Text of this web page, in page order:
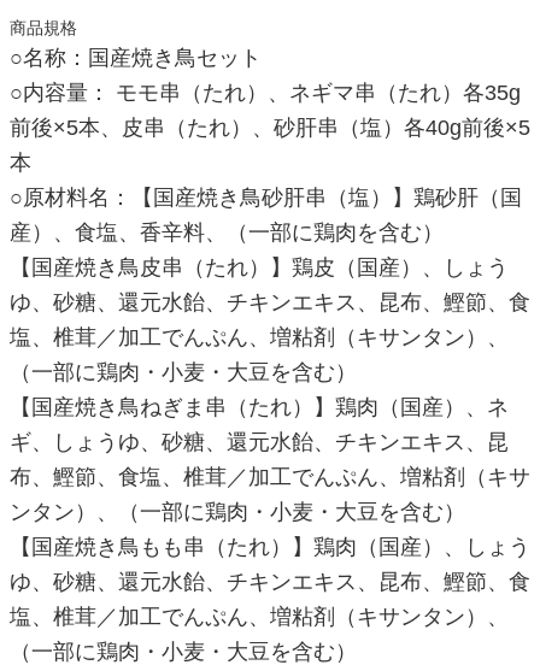
商品規格
○名称：国産焼き鳥セット
○内容量： モモ串（たれ）、ネギマ串（たれ）各35g
前後×5本、皮串（たれ）、砂肝串（塩）各40g前後×5
本
○原材料名：【国産焼き鳥砂肝串（塩）】鶏砂肝（国
産）、食塩、香辛料、（一部に鶏肉を含む）
【国産焼き鳥皮串（たれ）】鶏皮（国産）、しょう
ゆ、砂糖、還元水飴、チキンエキス、昆布、鰹節、食
塩、椎茸／加工でんぷん、増粘剤（キサンタン）、
（一部に鶏肉・小麦・大豆を含む）
【国産焼き鳥ねぎま串（たれ）】鶏肉（国産）、ネ
ギ、しょうゆ、砂糖、還元水飴、チキンエキス、昆
布、鰹節、食塩、椎茸／加工でんぷん、増粘剤（キサ
ンタン）、（一部に鶏肉・小麦・大豆を含む）
【国産焼き鳥もも串（たれ）】鶏肉（国産）、しょう
ゆ、砂糖、還元水飴、チキンエキス、昆布、鰹節、食
塩、椎茸／加工でんぷん、増粘剤（キサンタン）、
（一部に鶏肉・小麦・大豆を含む）